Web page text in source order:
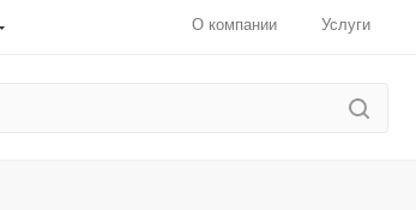
О компании Услуги